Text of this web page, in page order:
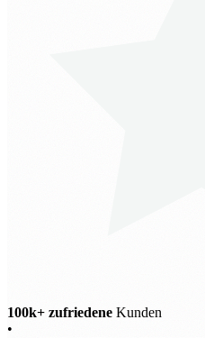
100k+ zufriedene Kunden
•